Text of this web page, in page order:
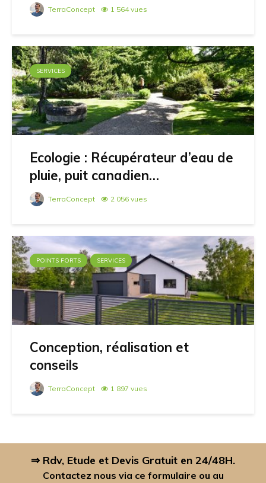
TerraConcept 1 564 vues
SERVICES
Ecologie : Récupérateur d’eau de
pluie, puit canadien…
TerraConcept 2 056 vues
POINTS FORTS SERVICES
Conception, réalisation et
conseils
TerraConcept 1 897 vues
⇒ Rdv, Etude et Devis Gratuit en 24/48H.
Contactez nous via ce formulaire ou au